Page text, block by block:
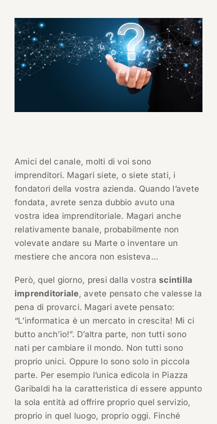
Amici del canale, molti di voi sono
imprenditori. Magari siete, o siete stati, i
fondatori della vostra azienda. Quando l’avete
fondata, avrete senza dubbio avuto una
vostra idea imprenditoriale. Magari anche
relativamente banale, probabilmente non
volevate andare su Marte o inventare un
mestiere che ancora non esisteva…
Però, quel giorno, presi dalla vostra scintilla
imprenditoriale, avete pensato che valesse la
pena di provarci. Magari avete pensato:
“L’informatica è un mercato in crescita! Mi ci
butto anch’io!”. D’altra parte, non tutti sono
nati per cambiare il mondo. Non tutti sono
proprio unici. Oppure lo sono solo in piccola
parte. Per esempio l’unica edicola in Piazza
Garibaldi ha la caratteristica di essere appunto
la sola entità ad offrire proprio quel servizio,
proprio in quel luogo, proprio oggi. Finché